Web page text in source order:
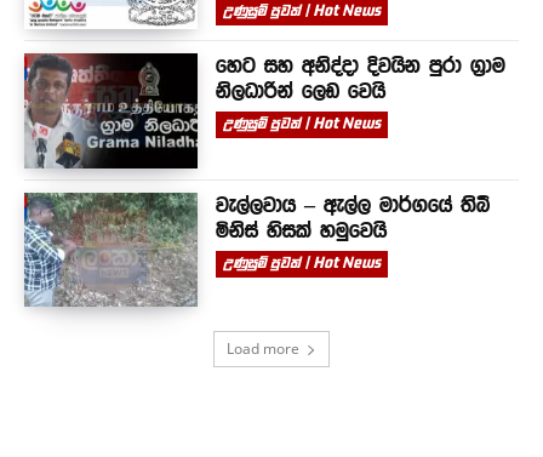
උණුසුම් පුවත් | Hot News
හෙට සහ අනිද්දා දිවයින පුරා ග්‍රාම
නිලධාරින් ලෙඩ වෙයි
උණුසුම් පුවත් | Hot News
වැල්ලවාය – ඇල්ල මාර්ගයේ තිබී
මිනිස් හිසක් හමුවෙයි
උණුසුම් පුවත් | Hot News
Load more